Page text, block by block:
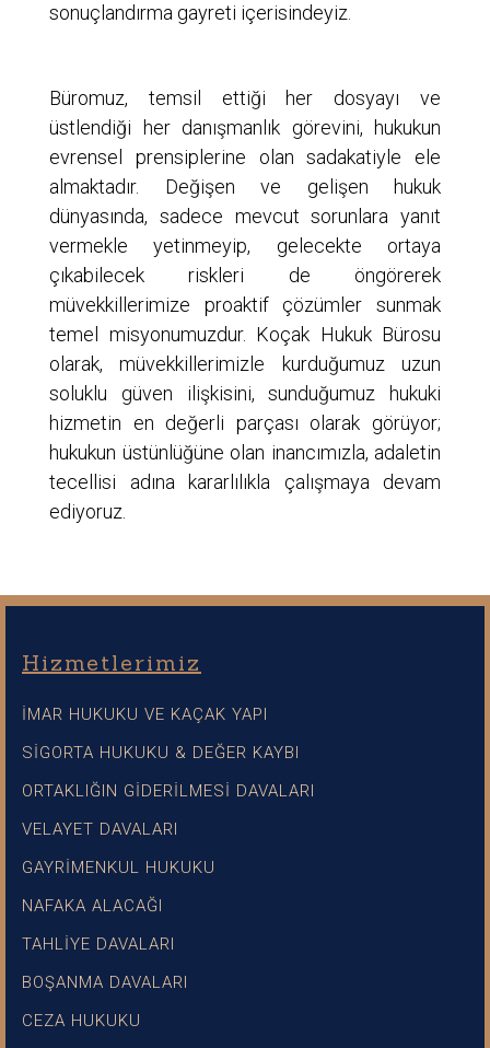
sonuçlandırma gayreti içerisindeyiz.
Büromuz, temsil ettiği her dosyayı ve
üstlendiği her danışmanlık görevini, hukukun
evrensel prensiplerine olan sadakatiyle ele
almaktadır. Değişen ve gelişen hukuk
dünyasında, sadece mevcut sorunlara yanıt
vermekle yetinmeyip, gelecekte ortaya
çıkabilecek riskleri de öngörerek
müvekkillerimize proaktif çözümler sunmak
temel misyonumuzdur. Koçak Hukuk Bürosu
olarak, müvekkillerimizle kurduğumuz uzun
soluklu güven ilişkisini, sunduğumuz hukuki
hizmetin en değerli parçası olarak görüyor;
hukukun üstünlüğüne olan inancımızla, adaletin
tecellisi adına kararlılıkla çalışmaya devam
ediyoruz.
Hizmetlerimiz
İMAR HUKUKU VE KAÇAK YAPI
SİGORTA HUKUKU & DEĞER KAYBI
ORTAKLIĞIN GİDERİLMESİ DAVALARI
VELAYET DAVALARI
GAYRİMENKUL HUKUKU
NAFAKA ALACAĞI
TAHLİYE DAVALARI
BOŞANMA DAVALARI
CEZA HUKUKU